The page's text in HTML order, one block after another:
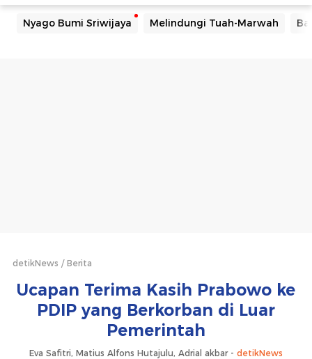
Nyago Bumi Sriwijaya Melindungi Tuah-Marwah
detikNews Berita
Ucapan Terima Kasih Prabowo ke
PDIP yang Berkorban di Luar
Pemerintah
Eva Safitri, Matius Alfons Hutajulu, Adrial akbar - detikNews